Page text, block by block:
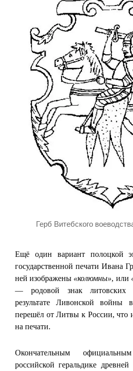
Герб Витебского
Ещё один вариант полоцкой
государственной печати Ивана
ней изображены «колюмны», или
— родовой знак литовских
результате Ливонской
перешёл от Литвы к России, что
на печати.
Окончательным
российской геральдике